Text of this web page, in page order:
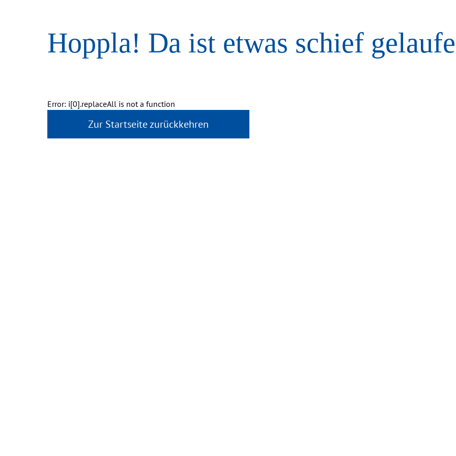
Hoppla! Da ist etwas schief
Error: i[0].replaceAll is not a function
Zur Startseite zurückkehren